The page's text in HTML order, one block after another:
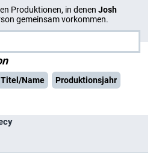
Produktionen, in denen Josh
gemeinsam vorkommen.
Titel/Name
Produktionsjahr